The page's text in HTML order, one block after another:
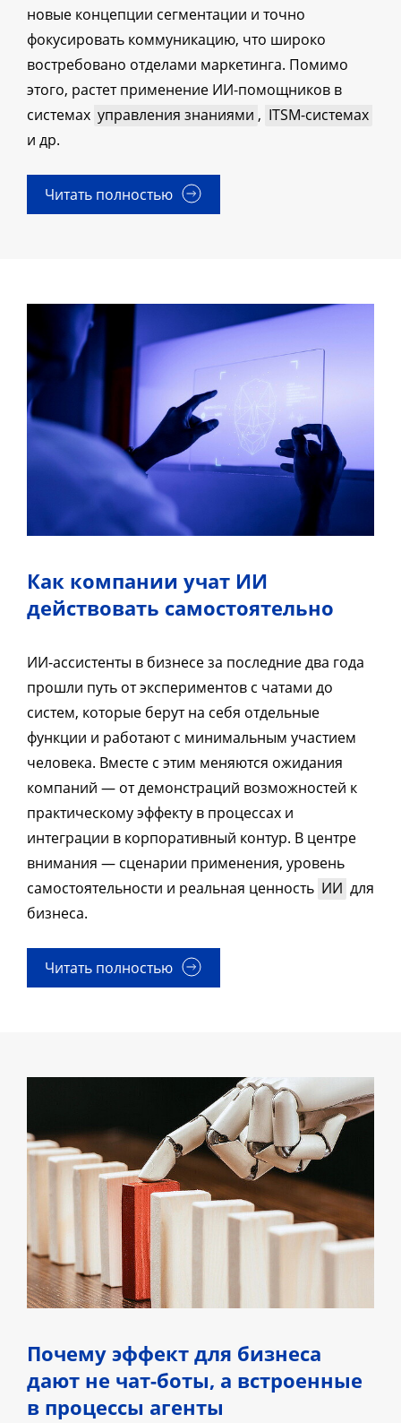
новые концепции сегментации и точно
фокусировать коммуникацию, что широко
востребовано отделами маркетинга. Помимо
этого, растет применение ИИ-помощников в
системах управления знаниями , ITSM-системах
и др.
Читать полностью
Как компании учат ИИ
действовать самостоятельно
ИИ-ассистенты в бизнесе за последние два года
прошли путь от экспериментов с чатами до
систем, которые берут на себя отдельные
функции и работают с минимальным участием
человека. Вместе с этим меняются ожидания
компаний — от демонстраций возможностей к
практическому эффекту в процессах и
интеграции в корпоративный контур. В центре
внимания — сценарии применения, уровень
самостоятельности и реальная ценность ИИ для
бизнеса.
Читать полностью
Почему эффект для бизнеса
дают не чат-боты, а встроенные
в процессы агенты